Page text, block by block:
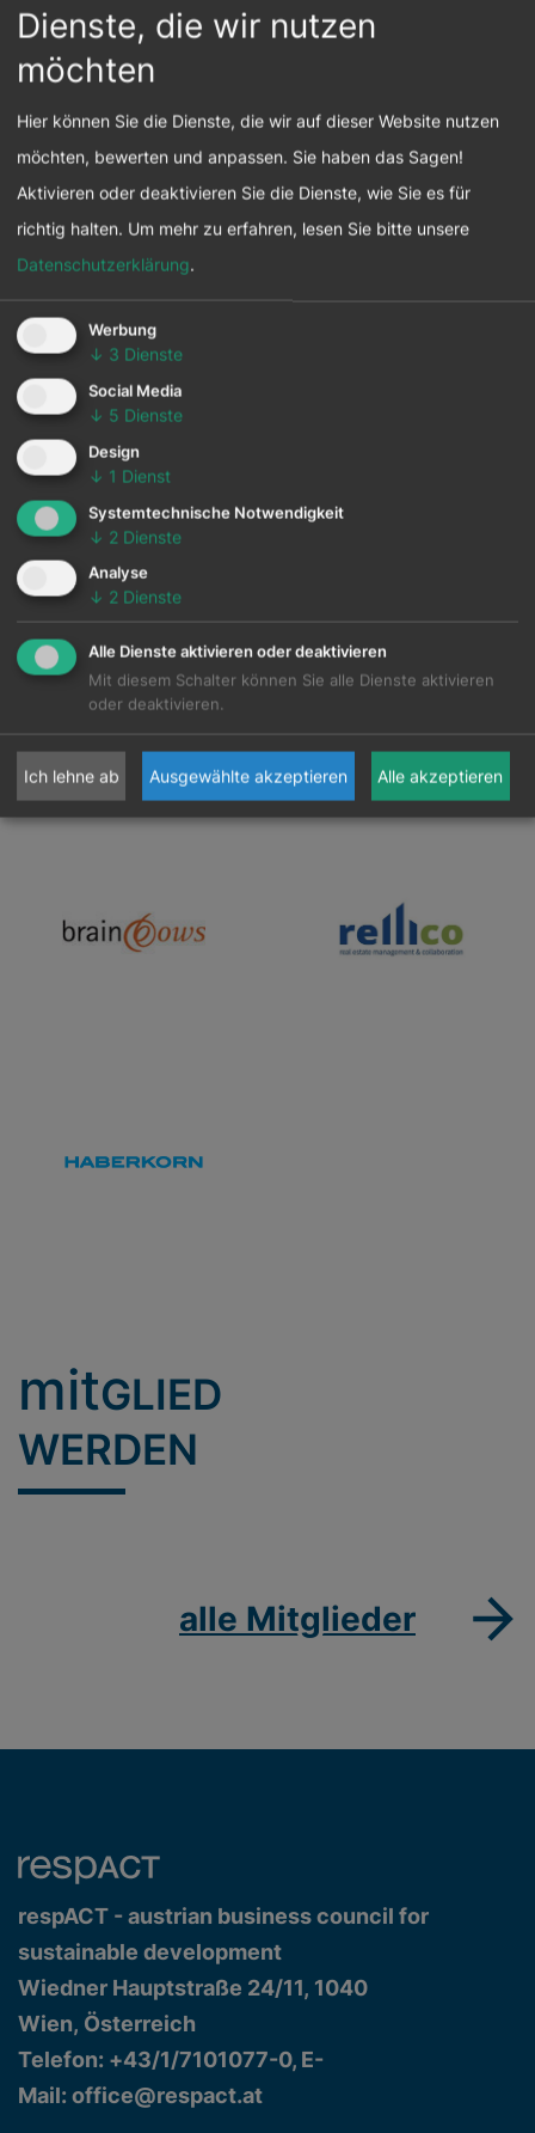
mitGLIED
WERDEN
alle Mitglieder
respACT - austrian business council for
sustainable development
Wiedner Hauptstraße 24/11, 1040
Wien, Österreich
Telefon: +43/1/7101077-0, E-
Mail: office@respact.at
Dienste, die wir nutzen
möchten
Hier können Sie die Dienste, die wir auf dieser Website nutzen
möchten, bewerten und anpassen. Sie haben das Sagen!
Aktivieren oder deaktivieren Sie die Dienste, wie Sie es für
richtig halten. Um mehr zu erfahren, lesen Sie bitte unsere
Datenschutzerklärung.
Werbung
↓ 3 Dienste
Social Media
↓ 5 Dienste
Design
↓ 1 Dienst
Systemtechnische Notwendigkeit
↓ 2 Dienste
Analyse
↓ 2 Dienste
Alle Dienste aktivieren oder deaktivieren
Mit diesem Schalter können Sie alle Dienste aktivieren
oder deaktivieren.
Ich lehne ab Ausgewählte akzeptieren Alle akzeptieren